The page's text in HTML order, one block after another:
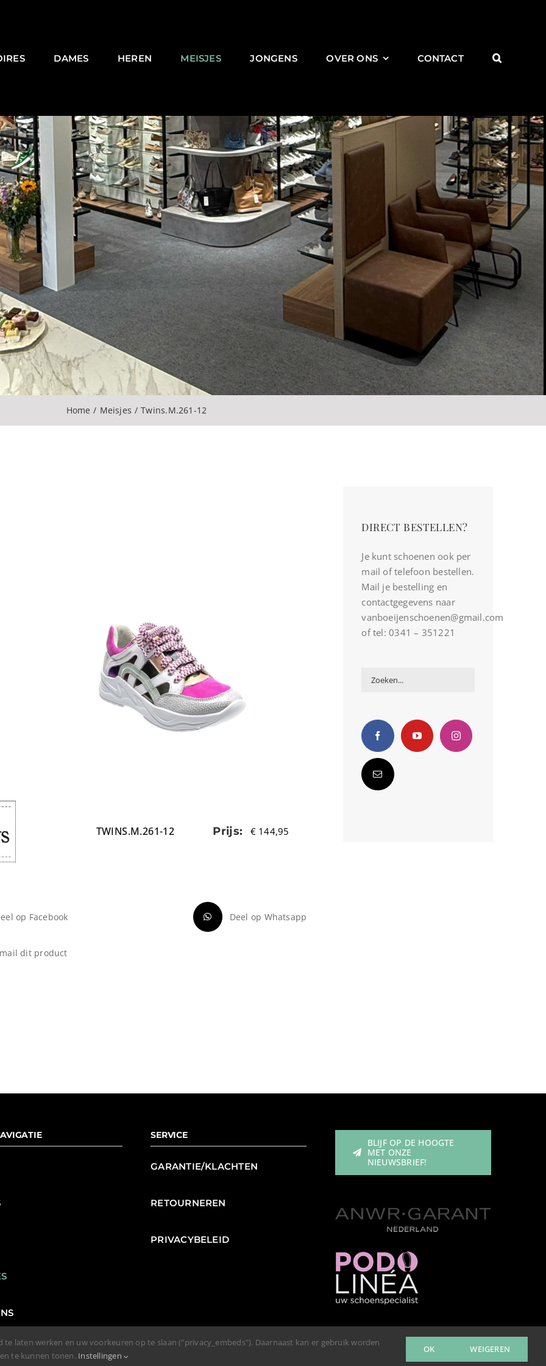
DAMES HEREN MEISJES JONGENS OVER ONS CONTACT
Home Meisjes Twins.M.261-12
TWINS.M.261-12 Prijs: €144,95
op Facebook Deel op Whatsapp
dit product
DIRECT BESTELLEN?
Je kunt schoenen ook per
mail of telefoon bestellen.
Mail je bestelling en
contactgegevens naar
vanboeijenschoenen@gmail.com
of tel: 0341 – 351221
SERVICE
GARANTIE/KLACHTEN
RETOURNEREN
PRIVACYBELEID
BLIJF OP DE HOOGTE
MET ONZE
NIEUWSBRIEF!
laten werken en uw voorkeuren op te slaan ("privacy_embeds"). Daarnaast kan er gebruik worden
te kunnen tonen. Instellingen
OK WEIGEREN